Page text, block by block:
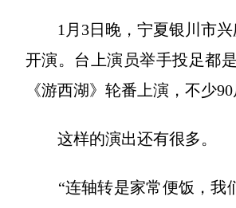
1月3日晚，宁夏银川市兴
开演。台上演员举手投足都
《游西湖》轮番上演，不少
这样的演出还有很多。
“连轴转是家常便饭，我们